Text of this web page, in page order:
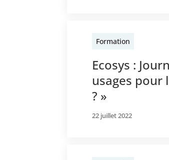
Formation
Ecosys :
usages
? »
22 juillet 2022